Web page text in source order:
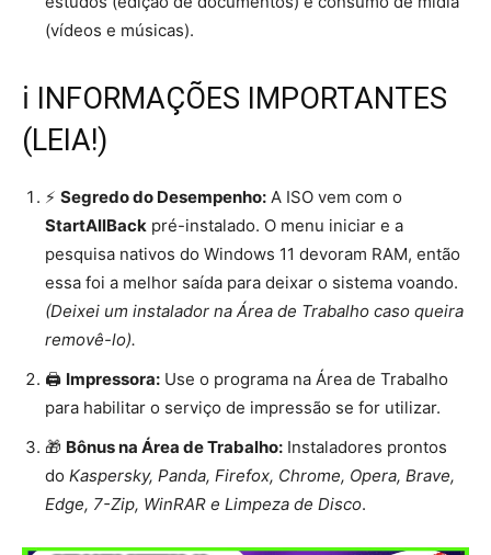
(vídeos e músicas).
ℹ️ INFORMAÇÕES IMPORTANTES
(LEIA!)
⚡ Segredo do Desempenho: A ISO vem com o
StartAllBack pré-instalado. O menu iniciar e a
pesquisa nativos do Windows 11 devoram RAM, então
essa foi a melhor saída para deixar o sistema voando.
(Deixei um instalador na Área de Trabalho caso queira
removê-lo).
🖨️ Impressora: Use o programa na Área de Trabalho
para habilitar o serviço de impressão se for utilizar.
🎁 Bônus na Área de Trabalho: Instaladores prontos
do Kaspersky, Panda, Firefox, Chrome, Opera, Brave,
Edge, 7-Zip, WinRAR e Limpeza de Disco.